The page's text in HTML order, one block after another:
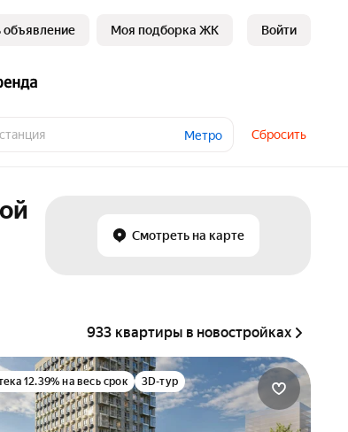
объявление Моя подборка ЖК Войти
Метро Сбросить
Смотреть на карте
933 квартиры в новостройках
12.39% на весь срок 3D-тур